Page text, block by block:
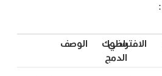
الافتراضي
سلوك
الدمج
الوصف